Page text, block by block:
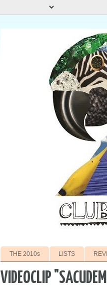
THE 2010s LISTS
VIDEOCLIP